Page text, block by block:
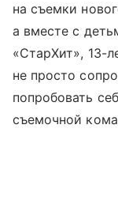
на съемки
а вместе с
«СтарХит», 13-
не просто
попробовать
съемочной